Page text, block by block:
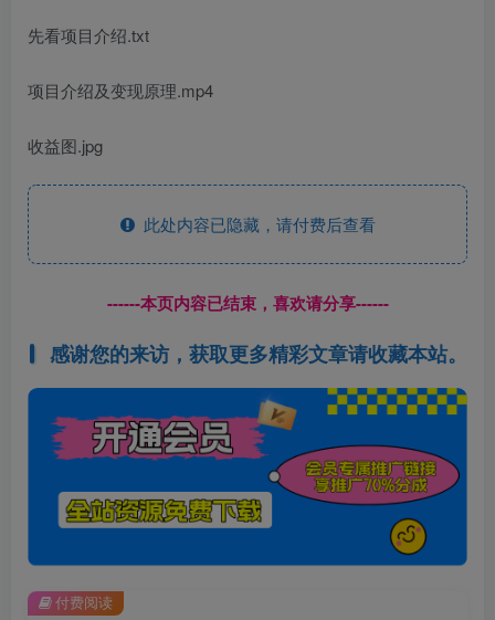
先看项目介绍.txt
项目介绍及变现原理.mp4
收益图.jpg
此处内容已隐藏，请付费后查看
------本页内容已结束，喜欢请分享------
感谢您的来访，获取更多精彩文章请收藏本站。
付费阅读